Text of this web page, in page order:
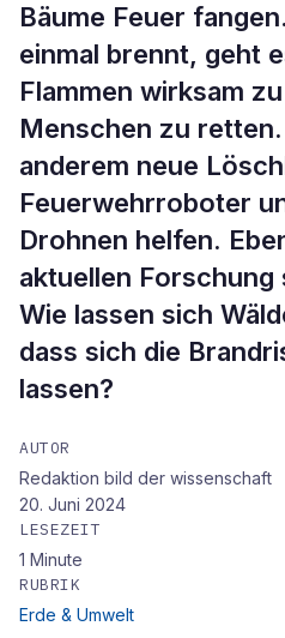
Bäume Feuer
einmal brennt, geht
Flammen wirksam
Menschen zu
anderem neue
Feuerwehrroboter
Drohnen helfen.
aktuellen Forschung
Wie lassen sich
dass sich die
lassen?
AUTOR
Redaktion bild der wissenschaft
20. Juni 2024
LESEZEIT
1 Minute
RUBRIK
Erde & Umwelt